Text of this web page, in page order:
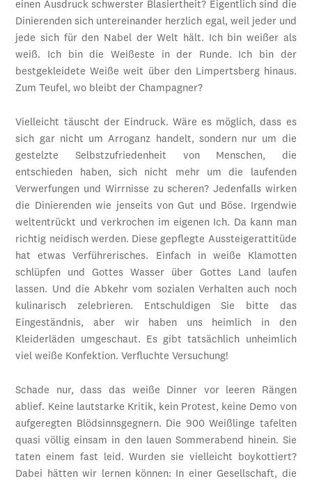
einen Ausdruck schwerster Blasiertheit? Eigentlich sind die
Dinierenden sich untereinander herzlich egal, weil jeder und
jede sich für den Nabel der Welt hält. Ich bin weißer als
weiß. Ich bin die Weißeste in der Runde. Ich bin der
bestgekleidete Weiße weit über den Limpertsberg hinaus.
Zum Teufel, wo bleibt der Champagner?
Vielleicht täuscht der Eindruck. Wäre es möglich, dass es
sich gar nicht um Arroganz handelt, sondern nur um die
gestelzte Selbstzufriedenheit von Menschen, die
entschieden haben, sich nicht mehr um die laufenden
Verwerfungen und Wirrnisse zu scheren? Jedenfalls wirken
die Dinierenden wie jenseits von Gut und Böse. Irgendwie
weltentrückt und verkrochen im eigenen Ich. Da kann man
richtig neidisch werden. Diese gepflegte Aussteigerattitüde
hat etwas Verführerisches. Einfach in weiße Klamotten
schlüpfen und Gottes Wasser über Gottes Land laufen
lassen. Und die Abkehr vom sozialen Verhalten auch noch
kulinarisch zelebrieren. Entschuldigen Sie bitte das
Eingeständnis, aber wir haben uns heimlich in den
Kleiderläden umgeschaut. Es gibt tatsächlich unheimlich
viel weiße Konfektion. Verfluchte Versuchung!
Schade nur, dass das weiße Dinner vor leeren Rängen
ablief. Keine lautstarke Kritik, kein Protest, keine Demo von
aufgeregten Blödsinnsgegnern. Die 900 Weißlinge tafelten
quasi völlig einsam in den lauen Sommerabend hinein. Sie
taten einem fast leid. Wurden sie vielleicht boykottiert?
Dabei hätten wir lernen können: In einer Gesellschaft, die